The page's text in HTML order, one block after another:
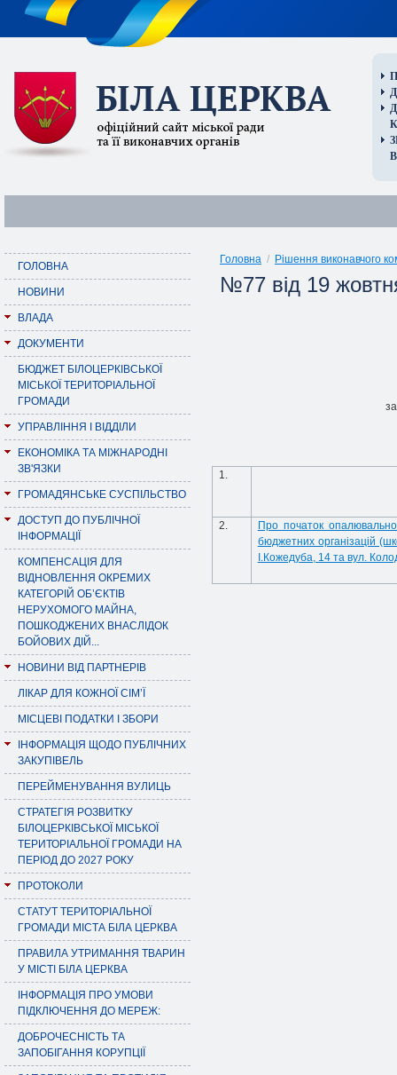
ГОЛОВНА
НОВИНИ
ВЛАДА
ДОКУМЕНТИ
БЮДЖЕТ БІЛОЦЕРКІВСЬКОЇ
МІСЬКОЇ ТЕРИТОРІАЛЬНОЇ
ГРОМАДИ
УПРАВЛІННЯ І ВІДДІЛИ
ЕКОНОМІКА ТА МІЖНАРОДНІ
ЗВ'ЯЗКИ
ГРОМАДЯНСЬКЕ СУСПІЛЬСТВО
ДОСТУП ДО ПУБЛІЧНОЇ
ІНФОРМАЦІЇ
КОМПЕНСАЦІЯ ДЛЯ
ВІДНОВЛЕННЯ ОКРЕМИХ
КАТЕГОРІЙ ОБ’ЄКТІВ
НЕРУХОМОГО МАЙНА,
ПОШКОДЖЕНИХ ВНАСЛІДОК
БОЙОВИХ ДІЙ...
НОВИНИ ВІД ПАРТНЕРІВ
ЛІКАР ДЛЯ КОЖНОЇ СІМ’Ї
МІСЦЕВІ ПОДАТКИ І ЗБОРИ
ІНФОРМАЦІЯ ЩОДО ПУБЛІЧНИХ
ЗАКУПІВЕЛЬ
ПЕРЕЙМЕНУВАННЯ ВУЛИЦЬ
СТРАТЕГІЯ РОЗВИТКУ
БІЛОЦЕРКІВСЬКОЇ МІСЬКОЇ
ТЕРИТОРІАЛЬНОЇ ГРОМАДИ НА
ПЕРІОД ДО 2027 РОКУ
ПРОТОКОЛИ
СТАТУТ ТЕРИТОРІАЛЬНОЇ
ГРОМАДИ МІСТА БІЛА ЦЕРКВА
ПРАВИЛА УТРИМАННЯ ТВАРИН
У МІСТІ БІЛА ЦЕРКВА
ІНФОРМАЦІЯ ПРО УМОВИ
ПІДКЛЮЧЕННЯ ДО МЕРЕЖ:
ДОБРОЧЕСНІСТЬ ТА
ЗАПОБІГАННЯ КОРУПЦІЇ
Головна / Рішення виконавчого
№77 від 19
1.
2.
Про початок
бюджетних організацій
І.Кожедуба, 14 та вул.